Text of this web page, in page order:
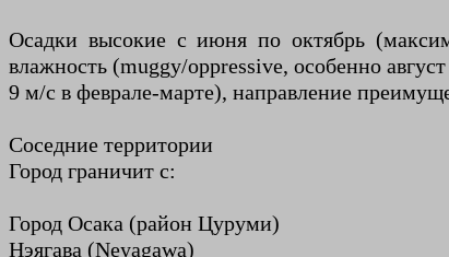
Осадки высокие с июня по октябрь
влажность (muggy/oppressive, особенно
9 м/с в феврале-марте), направление
Соседние территории
Город граничит с:
Город Осака (район Цуруми)
Нэягава (Neyagawa)